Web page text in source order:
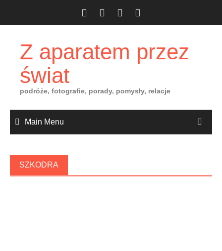
Z aparatem przez
świat
podróże, fotografie, porady, pomysły, relacje
Main Menu
SZKODRA